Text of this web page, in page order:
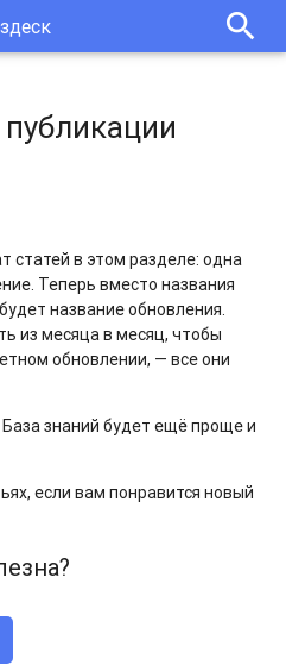
дизайна: кнопка «Взять
историю изменений рабочих
(личная страница)
при создании нового чата
в списке запросов
запросов
приветствия при каждой
search
статей в этом разделе: одна
Теперь вместо названия
название обновления.
из месяца в месяц, чтобы
обновлении, — все они
знаний будет ещё проще и
если вам понравится новый